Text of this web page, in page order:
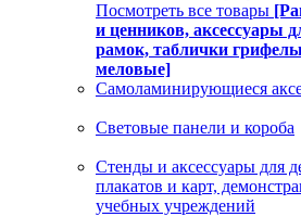
Посмотреть все товары
и ценников, аксессуары
рамок, таблички
меловые]
Самоламинирующиеся
Световые панели и короба
Стенды и аксессуары для
плакатов и карт,
учебных учреждений